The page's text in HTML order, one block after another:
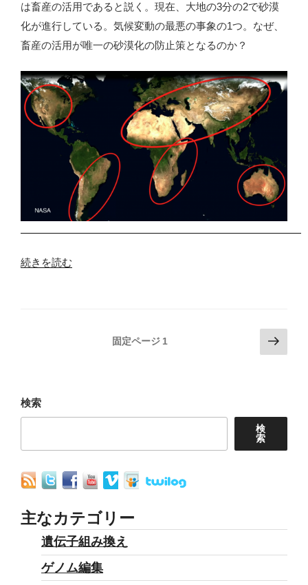
は畜産の活用であると説く。現在、大地の3分の2で砂漠
化が進行している。気候変動の最悪の事象の1つ。なぜ、
畜産の活用が唯一の砂漠化の防止策となるのか？
“地
防
ぐ
法
と
て
続きを読む
ペ
ー
ジ
り
固定ページ 1
次
の
検索
検
索
主なカテゴリー
遺伝子組み換え
ゲノム編集